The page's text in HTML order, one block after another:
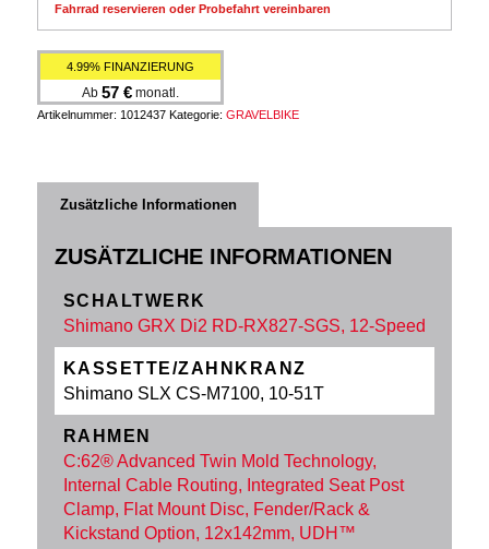
Fahrrad reservieren oder Probefahrt vereinbaren
4.99% FINANZIERUNG
Ab 57 €monatl.
Artikelnummer: 1012437 Kategorie: GRAVELBIKE
Zusätzliche Informationen
ZUSÄTZLICHE INFORMATIONEN
SCHALTWERK
Shimano GRX Di2 RD-RX827-SGS, 12-Speed
KASSETTE/ZAHNKRANZ
Shimano SLX CS-M7100, 10-51T
RAHMEN
C:62® Advanced Twin Mold Technology,
Internal Cable Routing, Integrated Seat Post
Clamp, Flat Mount Disc, Fender/Rack &
Kickstand Option, 12x142mm, UDH™